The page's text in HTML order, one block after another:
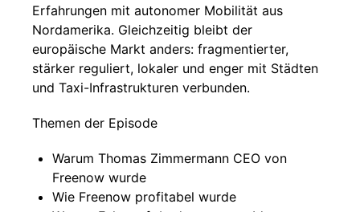
Erfahrungen mit autonomer Mobilität aus
Nordamerika. Gleichzeitig bleibt der
europäische Markt anders: fragmentierter,
stärker reguliert, lokaler und enger mit Städten
und Taxi-Infrastrukturen verbunden.
Themen der Episode
Warum Thomas Zimmermann CEO von
Freenow wurde
Wie Freenow profitabel wurde